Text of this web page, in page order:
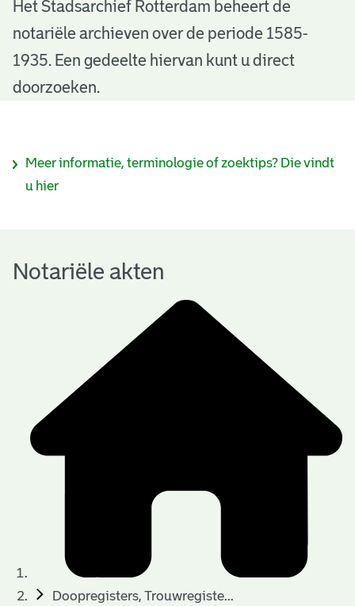
N
o
Het Stadsarchief Rotterdam beheert de
notariële archieven over de periode 1585-
1935. Een gedeelte hiervan kunt u direct
doorzoeken.
I
r
n
a
Meer informatie, terminologie of zoektips? Die vindt
u hier
Notariële akten
Doopregisters, Trouwregiste...